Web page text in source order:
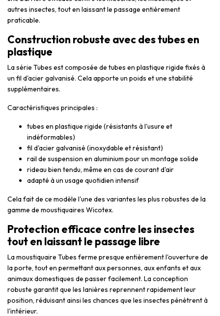
autres insectes, tout en laissant le passage entièrement
praticable.
Construction robuste avec des tubes en
plastique
La série Tubes est composée de tubes en plastique rigide fixés à
un fil d'acier galvanisé. Cela apporte un poids et une stabilité
supplémentaires.
Caractéristiques principales :
tubes en plastique rigide (résistants à l'usure et
indéformables)
fil d'acier galvanisé (inoxydable et résistant)
rail de suspension en aluminium pour un montage solide
rideau bien tendu, même en cas de courant d'air
adapté à un usage quotidien intensif
Cela fait de ce modèle l'une des variantes les plus robustes de la
gamme de moustiquaires Wicotex.
Protection efficace contre les insectes
tout en laissant le passage libre
La moustiquaire Tubes ferme presque entièrement l'ouverture de
la porte, tout en permettant aux personnes, aux enfants et aux
animaux domestiques de passer facilement. La conception
robuste garantit que les lanières reprennent rapidement leur
position, réduisant ainsi les chances que les insectes pénètrent à
l'intérieur.